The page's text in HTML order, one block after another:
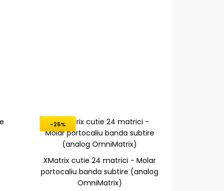
-25%
XMatrix cutie 24 matrici - Molar
portocaliu banda subtire (analog
OmniMatrix)